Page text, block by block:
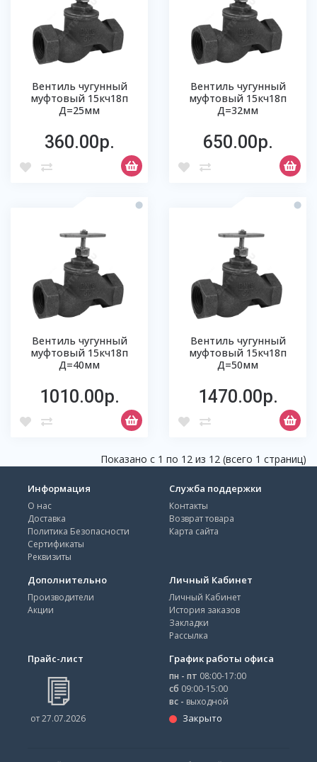
Вентиль чугунный
муфтовый 15кч18п
Д=25мм
360.00р.
Вентиль чугунный
муфтовый 15кч18п
Д=32мм
650.00р.
Вентиль чугунный
муфтовый 15кч18п
Д=40мм
1010.00р.
Вентиль чугунный
муфтовый 15кч18п
Д=50мм
1470.00р.
Показано с 1 по 12 из 12 (всего 1 страниц)
Информация
О нас
Доставка
Политика Безопасности
Сертификаты
Реквизиты
Служба поддержки
Контакты
Возврат товара
Карта сайта
Дополнительно
Производители
Акции
Личный Кабинет
Личный Кабинет
История заказов
Закладки
Рассылка
Прайс-лист
от 27.07.2026
График работы офиса
пн - пт 08:00-17:00
сб 09:00-15:00
вс - выходной
Закрыто